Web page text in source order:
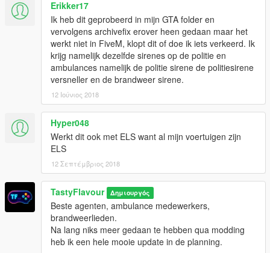
Erikker17
Ik heb dit geprobeerd in mijn GTA folder en
vervolgens archivefix erover heen gedaan maar het
werkt niet in FiveM, klopt dit of doe ik iets verkeerd. Ik
krijg namelijk dezelfde sirenes op de politie en
ambulances namelijk de politie sirene de politiesirene
versneller en de brandweer sirene.
12 Ιούνιος 2018
Hyper048
Werkt dit ook met ELS want al mijn voertuigen zijn
ELS
12 Σεπτέμβριος 2018
TastyFlavour Δημιουργός
Beste agenten, ambulance medewerkers,
brandweerlieden.
Na lang niks meer gedaan te hebben qua modding
heb ik een hele mooie update in de planning.